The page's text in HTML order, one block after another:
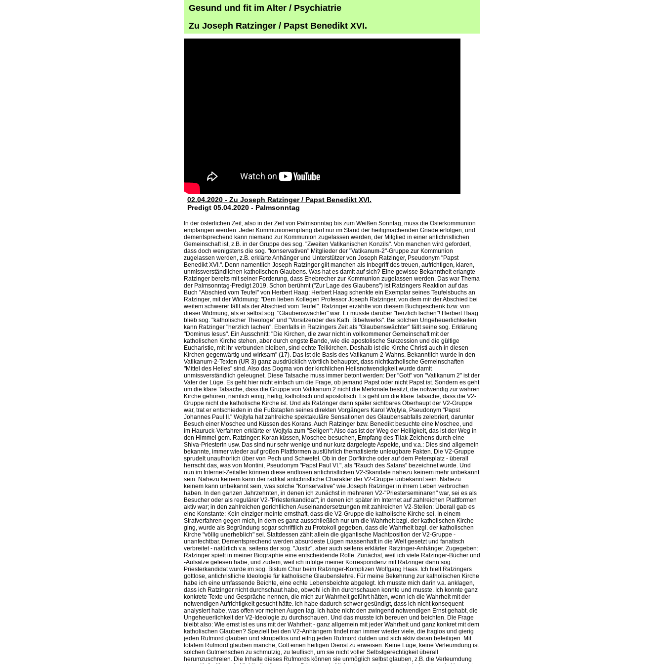
Gesund und fit im Alter / Psychiatrie
Zu Joseph Ratzinger / Papst Benedikt XVI.
02.04.2020 - Zu Joseph Ratzinger / Papst Benedikt XVI.
Predigt 05.04.2020 - Palmsonntag
In der österlichen Zeit, also in der Zeit von Palmsonntag bis zum Weißen Sonntag, muss die Osterkommunion
empfangen werden. Jeder Kommunionempfang darf nur im Stand der heiligmachenden Gnade erfolgen, und
dementsprechend kann niemand zur Kommunion zugelassen werden, der Mitglied in einer antichristlichen
Gemeinschaft ist, z.B. in der Gruppe des sog. "Zweiten Vatikanischen Konzils". Von manchen wird gefordert,
dass doch wenigstens die sog. "konservativen" Mitglieder der "Vatikanum-2"-Gruppe zur Kommunion
zugelassen werden, z.B. erklärte Anhänger und Unterstützer von Joseph Ratzinger, Pseudonym "Papst
Benedikt XVI.". Denn namentlich Joseph Ratzinger gilt manchen als Inbegriff des treuen, aufrichtigen, klaren,
unmissverständlichen katholischen Glaubens. Was hat es damit auf sich? Eine gewisse Bekanntheit erlangte
Ratzinger bereits mit seiner Forderung, dass Ehebrecher zur Kommunion zugelassen werden. Das war Thema
der Palmsonntag-Predigt 2019. Schon berühmt ("Zur Lage des Glaubens") ist Ratzingers Reaktion auf das
Buch "Abschied vom Teufel" von Herbert Haag: Herbert Haag schenkte ein Exemplar seines Teufelsbuchs an
Ratzinger, mit der Widmung: "Dem lieben Kollegen Professor Joseph Ratzinger, von dem mir der Abschied bei
weitem schwerer fällt als der Abschied vom Teufel". Ratzinger erzählte von diesem Buchgeschenk bzw. von
dieser Widmung, als er selbst sog. "Glaubenswächter" war: Er musste darüber "herzlich lachen"! Herbert Haag
blieb sog. "katholischer Theologe" und "Vorsitzender des Kath. Bibelwerks". Bei solchen Ungeheuerlichkeiten
kann Ratzinger "herzlich lachen". Ebenfalls in Ratzingers Zeit als "Glaubenswächter" fällt seine sog. Erklärung
"Dominus Iesus". Ein Ausschnitt: "Die Kirchen, die zwar nicht in vollkommener Gemeinschaft mit der
katholischen Kirche stehen, aber durch engste Bande, wie die apostolische Sukzession und die gültige
Eucharistie, mit ihr verbunden bleiben, sind echte Teilkirchen. Deshalb ist die Kirche Christi auch in diesen
Kirchen gegenwärtig und wirksam" (17). Das ist die Basis des Vatikanum-2-Wahns. Bekanntlich wurde in den
Vatikanum-2-Texten (UR 3) ganz ausdrücklich wörtlich behauptet, dass nichtkatholische Gemeinschaften
"Mittel des Heiles" sind. Also das Dogma von der kirchlichen Heilsnotwendigkeit wurde damit
unmissverständlich geleugnet. Diese Tatsache muss immer betont werden: Der "Gott" von "Vatikanum 2" ist der
Vater der Lüge. Es geht hier nicht einfach um die Frage, ob jemand Papst oder nicht Papst ist. Sondern es geht
um die klare Tatsache, dass die Gruppe von Vatikanum 2 nicht die Merkmale besitzt, die notwendig zur wahren
Kirche gehören, nämlich einig, heilig, katholisch und apostolisch. Es geht um die klare Tatsache, dass die V2-
Gruppe nicht die katholische Kirche ist. Und als Ratzinger dann später sichtbares Oberhaupt der V2-Gruppe
war, trat er entschieden in die Fußstapfen seines direkten Vorgängers Karol Wojtyla, Pseudonym "Papst
Johannes Paul II." Wojtyla hat zahlreiche spektakuläre Sensationen des Glaubensabfalls zelebriert, darunter
Besuch einer Moschee und Küssen des Korans. Auch Ratzinger bzw. Benedikt besuchte eine Moschee, und
im Hauruck-Verfahren erklärte er Wojtyla zum "Seligen": Also das ist der Weg der Heiligkeit, das ist der Weg in
den Himmel gem. Ratzinger: Koran küssen, Moschee besuchen, Empfang des Tilak-Zeichens durch eine
Shiva-Priesterin usw. Das sind nur sehr wenige und nur kurz dargelegte Aspekte, und v.a.: Dies sind allgemein
bekannte, immer wieder auf großen Plattformen ausführlich thematisierte unleugbare Fakten. Die V2-Gruppe
sprudelt unaufhörlich über von Pech und Schwefel. Ob in der Dorfkirche oder auf dem Petersplatz - überall
herrscht das, was von Montini, Pseudonym "Papst Paul VI.", als "Rauch des Satans" bezeichnet wurde. Und
nun im Internet-Zeitalter können diese endlosen antichristlichen V2-Skandale nahezu keinem mehr unbekannt
sein. Nahezu keinem kann der radikal antichristliche Charakter der V2-Gruppe unbekannt sein. Nahezu
keinem kann unbekannt sein, was solche "Konservative" wie Joseph Ratzinger in ihrem Leben verbrochen
haben. In den ganzen Jahrzehnten, in denen ich zunächst in mehreren V2-"Priesterseminaren" war, sei es als
Besucher oder als regulärer V2-"Priesterkandidat"; in denen ich später im Internet auf zahlreichen Plattformen
aktiv war; in den zahlreichen gerichtlichen Auseinandersetzungen mit zahlreichen V2-Stellen: Überall gab es
eine Konstante: Kein einziger meinte ernsthaft, dass die V2-Gruppe die katholische Kirche sei. In einem
Strafverfahren gegen mich, in dem es ganz ausschließlich nur um die Wahrheit bzgl. der katholischen Kirche
ging, wurde als Begründung sogar schriftlich zu Protokoll gegeben, dass die Wahrheit bzgl. der katholischen
Kirche "völlig unerheblich" sei. Stattdessen zählt allein die gigantische Machtposition der V2-Gruppe -
unanfechtbar. Dementsprechend werden absurdeste Lügen massenhaft in die Welt gesetzt und fanatisch
verbreitet - natürlich v.a. seitens der sog. "Justiz", aber auch seitens erklärter Ratzinger-Anhänger. Zugegeben:
Ratzinger spielt in meiner Biographie eine entscheidende Rolle. Zunächst, weil ich viele Ratzinger-Bücher und
-Aufsätze gelesen habe, und zudem, weil ich infolge meiner Korrespondenz mit Ratzinger dann sog.
Priesterkandidat wurde im sog. Bistum Chur beim Ratzinger-Komplizen Wolfgang Haas. Ich hielt Ratzingers
gottlose, antichristliche Ideologie für katholische Glaubenslehre. Für meine Bekehrung zur katholischen Kirche
habe ich eine umfassende Beichte, eine echte Lebensbeichte abgelegt. Ich musste mich darin v.a. anklagen,
dass ich Ratzinger nicht durchschaut habe, obwohl ich ihn durchschauen konnte und musste. Ich konnte ganz
konkrete Texte und Gespräche nennen, die mich zur Wahrheit geführt hätten, wenn ich die Wahrheit mit der
notwendigen Aufrichtigkeit gesucht hätte. Ich habe dadurch schwer gesündigt, dass ich nicht konsequent
analysiert habe, was offen vor meinen Augen lag. Ich habe nicht den zwingend notwendigen Ernst gehabt, die
Ungeheuerlichkeit der V2-Ideologie zu durchschauen. Und das musste ich bereuen und beichten. Die Frage
bleibt also: Wie ernst ist es uns mit der Wahrheit - ganz allgemein mit jeder Wahrheit und ganz konkret mit dem
katholischen Glauben? Speziell bei den V2-Anhängern findet man immer wieder viele, die fraglos und gierig
jeden Rufmord glauben und skrupellos und eifrig jeden Rufmord dulden und sich aktiv daran beteiligen. Mit
totalem Rufmord glauben manche, Gott einen heiligen Dienst zu erweisen. Keine Lüge, keine Verleumdung ist
solchen Gutmenschen zu schmutzig, zu teuflisch, um sie nicht voller Selbstgerechtigkeit überall
herumzuschreien. Die Inhalte dieses Rufmords können sie unmöglich selbst glauben, z.B. die Verleumdung